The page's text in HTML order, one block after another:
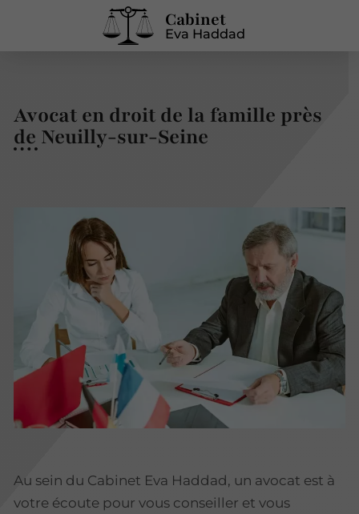
Cabinet
Eva Haddad
Avocat en droit de la famille près
de Neuilly-sur-Seine
Au sein du Cabinet Eva Haddad, un avocat est à
votre écoute pour vous conseiller et vous